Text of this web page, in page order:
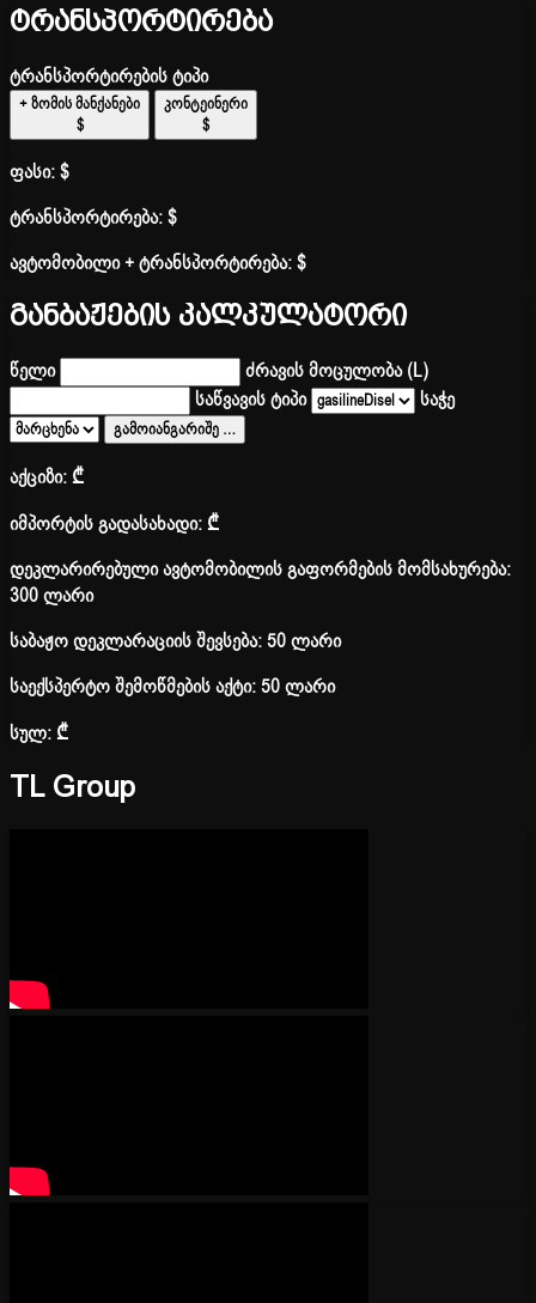
ტრანსპორტირება
ტრანსპორტირების ტიპი
+ ზომის მანქანები
$
კონტეინერი
$
ფასი:$
ტრანსპორტირება:$
ავტომობილი + ტრანსპორტირება:$
განბაჟების კალკულატორი
წელი
ძრავის მოცულობა (L)
საწვავის ტიპი
საჭე
გამოიანგარიშე …
აქციზი:₾
იმპორტის გადასახადი:₾
დეკლარირებული ავტომობილის გაფორმების მომსახურება:
300 ლარი
საბაჟო დეკლარაციის შევსება: 50 ლარი
საექსპერტო შემოწმების აქტი: 50 ლარი
სულ:₾
TL Group